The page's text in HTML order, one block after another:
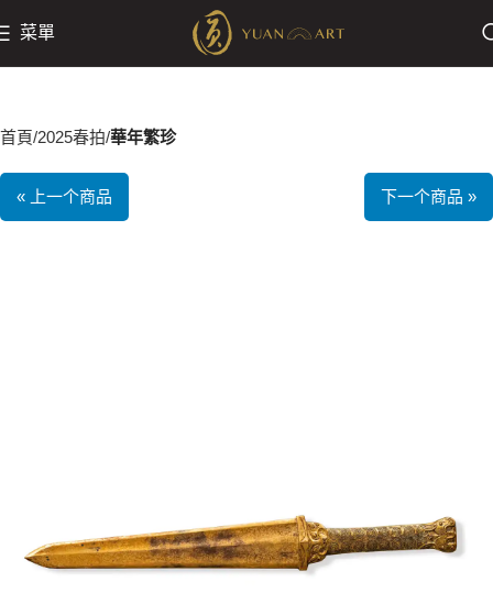
菜單
首頁 2025春拍 華年繁珍
« 上一个商品 下一个商品 »